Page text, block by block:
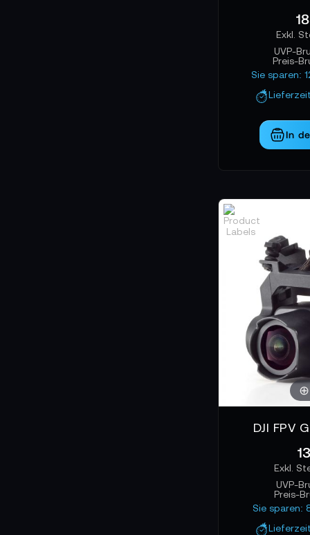
UVP-
Preis-
Sie sparen:
In
DJI FPV
UVP-
Preis-
Sie sparen: